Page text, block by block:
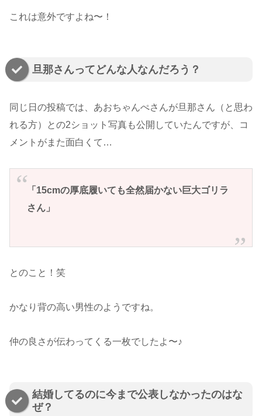
これは意外ですよね〜！
旦那さんってどんな人なんだろう？
同じ日の投稿では、あおちゃんぺさんが旦那さん（と思わ
れる方）との2ショット写真も公開していたんですが、コ
メントがまた面白くて…
「15cmの厚底履いても全然届かない巨大ゴリラ
さん」
とのこと！笑
かなり背の高い男性のようですね。
仲の良さが伝わってくる一枚でしたよ〜♪
結婚してるのに今まで公表しなかったのはな
ぜ？